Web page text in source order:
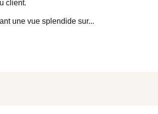
client.
une vue splendide sur...